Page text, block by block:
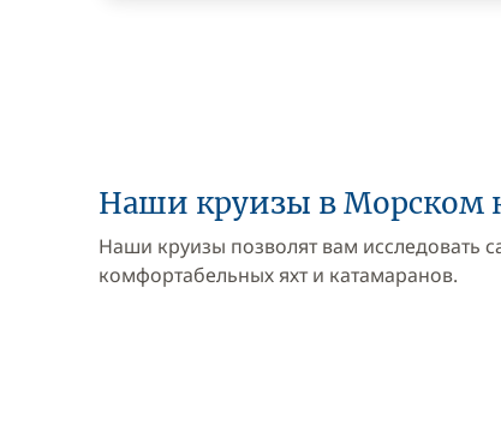
Наши круизы в Морском
Наши круизы позволят вам исследовать
комфортабельных яхт и катамаранов.